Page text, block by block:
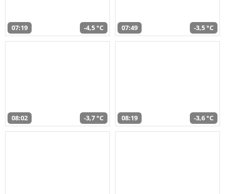
07:19 -4,5 °C 07:49 -3,5 °C
08:02 -3,7 °C 08:19 -3,6 °C